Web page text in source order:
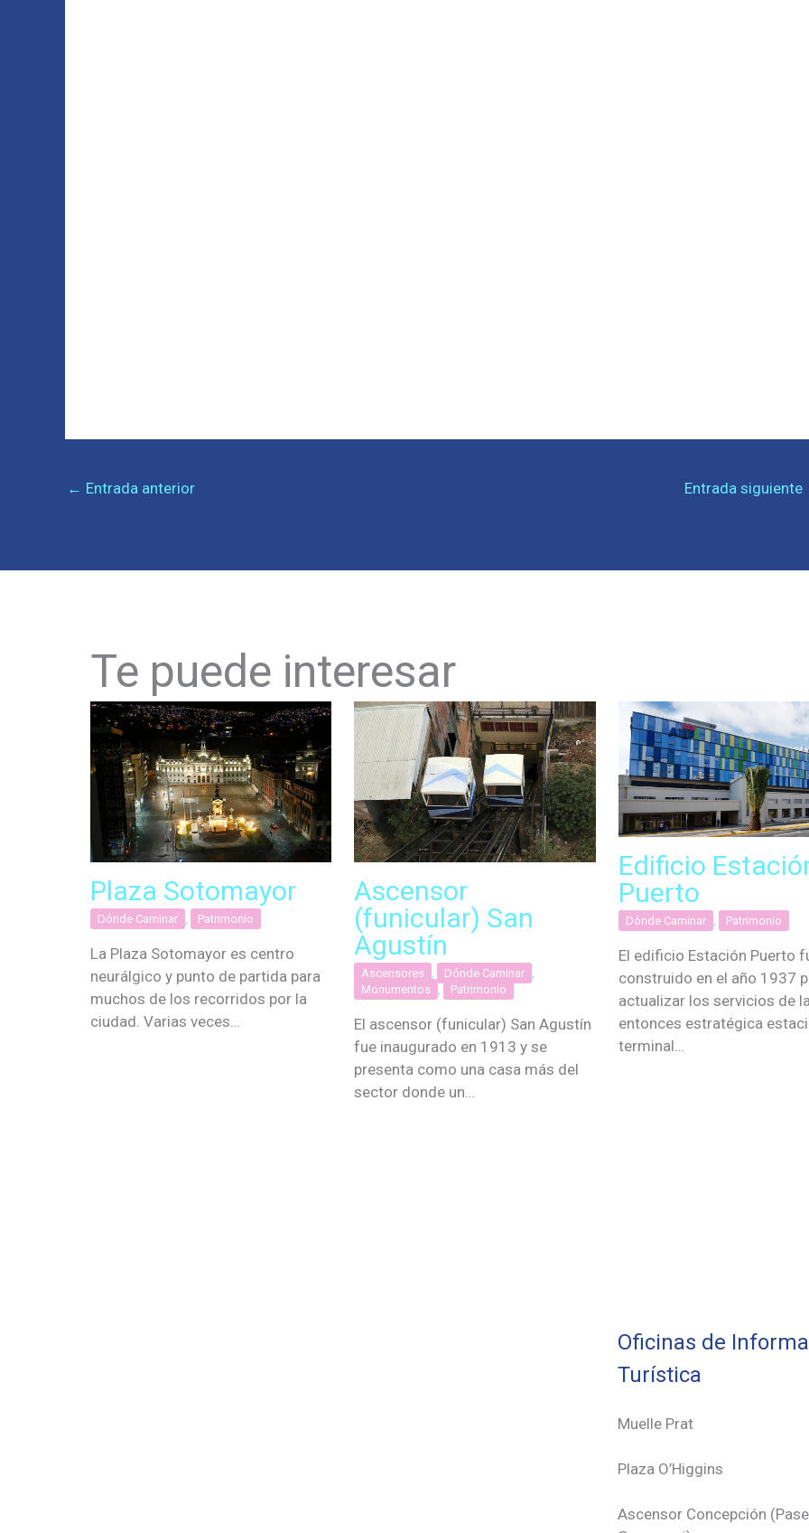
← Entrada anterior Entrada siguiente
Te puede interesar
Plaza Sotomayor
Dónde Caminar Patrimonio
La Plaza Sotomayor es centro
neurálgico y punto de partida para
muchos de los recorridos por la
ciudad. Varias veces…
Ascensor
(funicular) San
Agustín
Ascensores Dónde Caminar
Monumentos
Patrimonio
El ascensor (funicular) San Agustín
fue inaugurado en 1913 y se
presenta como una casa más del
sector donde un…
Edificio
Puerto
Dónde Caminar Patrimonio
El edificio Estación Puerto
construido en el año 1937
actualizar los servicios de
entonces estratégica
terminal…
Oficinas de
Turística
Muelle Prat
Plaza O’Higgins
Ascensor Concepción (